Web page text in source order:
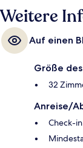
Weitere
Auf einen
Größe
32
Anreise/
Check-